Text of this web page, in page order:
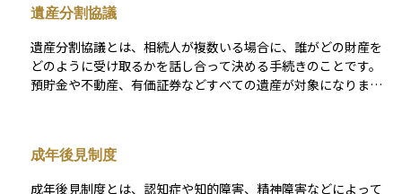
結された口座を再び利用するには、相続人全員の同意による遺
産分割協議書や必要書類を金融機関に提出し、手続きを経て資
産を相続人名義に移す必要があります。万が一、凍結前に引き
出しを行うとトラブルの原因になることもあるため、注意が必
要です。
遺産分割協議
遺産分割協議とは、相続人が複数いる場合に、誰がどの財産を
どのように受け取るかを話し合って決める手続きのことです。
預貯金や不動産、有価証券などすべての遺産が対象になりま
いて分け方が指定されていないときに行われます。もし話し合
いがまとまらない場合は、家庭裁判所での調停手続きに進むこ
成年後見制度
成年後見制度とは、認知症や知的障害、精神障害などによって